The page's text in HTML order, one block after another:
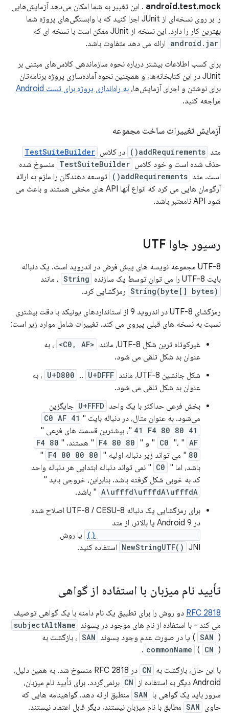
android.test.mock . این تغییر به شما امکان می‌دهد آزمایش‌هایی
را بر روی نسخه‌ای از JUnit اجرا کنید که با وابستگی‌های پروژه شما
بهترین کار را دارد. این نسخه از JUnit ممکن است با نسخه ای که
android.jar ارائه می دهد متفاوت باشد.
برای کسب اطلاعات بیشتر درباره نحوه سازماندهی کلاس‌های مبتنی بر
JUnit در این کتابخانه‌ها، و همچنین نحوه آماده‌سازی پروژه برنامه‌تان
برای نوشتن و اجرای آزمایش‌ها، به راه‌اندازی پروژه برای تست Android
مراجعه کنید.
آزمایش تغییرات ساخت مجموعه
متد addRequirements() در کلاس TestSuiteBuilder
حذف شده است و خود کلاس TestSuiteBuilder منسوخ شده
است. متد addRequirements()
توسعه دهندگان را ملزم به ارائه
آرگومان هایی می کرد که انواع آنها API های مخفی هستند و باعث می
شود API نامعتبر باشد.
رسیور جاوا UTF
UTF-8 مجموعه نویسه های پیش فرض در اندروید است. یک دنباله
بایت UTF-8 را می توان توسط یک سازنده
String ، مانند
String(byte[] bytes) رمزگشایی کرد.
رمزگشای UTF-8 در اندروید 9 از استانداردهای یونیکد با دقت بیشتری
نسبت به نسخه های قبلی پیروی می کند. تغییرات شامل موارد زیر است:
غیرکوتاه ترین شکل UTF-8، مانند
<C0, AF>
، به
عنوان بد شکل تلقی می شود.
شکل جانشین UTF-8، مانند
U+D800 .. U+DFFF
، به
عنوان بد شکل تلقی می شود.
بخش فرعی حداکثر با یک واحد U+FFFD جایگزین
می‌شود. به عنوان مثال، در دنباله بایت "
41 C0 AF
41 F4 80 80 41 "، بیشترین قسمت های فرعی "
C0 "، " AF " و " F4 80 80 " هستند. " F4 80
80 " می تواند زیر دنباله اولیه " F4 80 80 80
"
باشد، اما " C0 " نمی تواند دنباله ابتدایی هر دنباله واحد
کد به خوبی شکل گرفته باشد. بنابراین، خروجی باید "
A\ufffd\ufffdA\ufffdA " باشد.
برای رمزگشایی یک دنباله UTF-8 / CESU-8 اصلاح شده
در Android 9 یا بالاتر، از متد
یا روش
NewStringUTF() JNI استفاده کنید.
تأیید نام میزبان با استفاده از گواهی
RFC 2818 دو روش را برای تطبیق یک نام دامنه با یک گواهی توصیف
می کند - با استفاده از نام های موجود در پسوند subjectAltName
( SAN ) یا در صورت عدم وجود پسوند SAN ، بازگشت به
commonName ( CN ).
با این حال، بازگشت به CN
در RFC 2818 منسوخ شد. به همین دلیل،
Android دیگر به استفاده از
CN برنمی‌گردد. برای تأیید نام میزبان،
سرور باید یک گواهی با SAN منطبق ارائه دهد. گواهینامه هایی که
حاوی SAN مطابق با نام میزبان نیستند، دیگر قابل اعتماد نیستند.